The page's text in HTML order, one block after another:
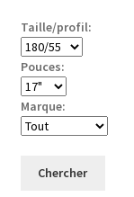
Taille/profil:
Pouces:
Marque:
Chercher